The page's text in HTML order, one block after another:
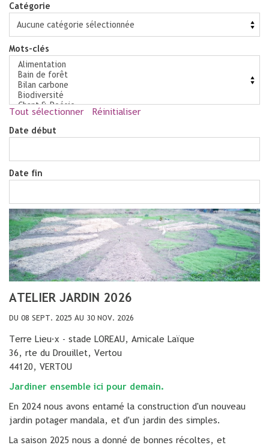
Catégorie
Mots-clés
Tout sélectionner Réinitialiser
Date début
Date fin
ATELIER JARDIN 2026
DU 08 SEPT. 2025 AU 30 NOV. 2026
Terre Lieu·x - stade LOREAU, Amicale Laïque
36, rte du Drouillet, Vertou
44120, VERTOU
Jardiner ensemble ici pour demain.
En 2024 nous avons entamé la construction d'un nouveau
jardin potager mandala, et d'un jardin des simples.
La saison 2025 nous a donné de bonnes récoltes, et